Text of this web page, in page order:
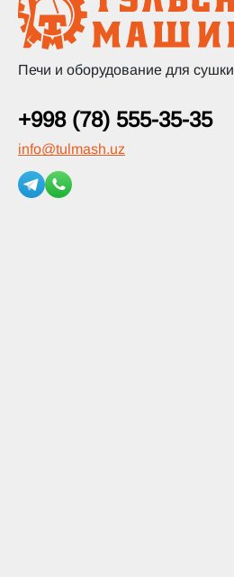
Печи и оборудование для сушки
+998 (78) 555-35-35
info@tulmash.uz